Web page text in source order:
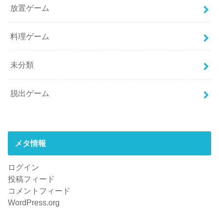
放置ゲーム
料理ゲーム
未分類
脱出ゲーム
メタ情報
ログイン
投稿フィード
コメントフィード
WordPress.org